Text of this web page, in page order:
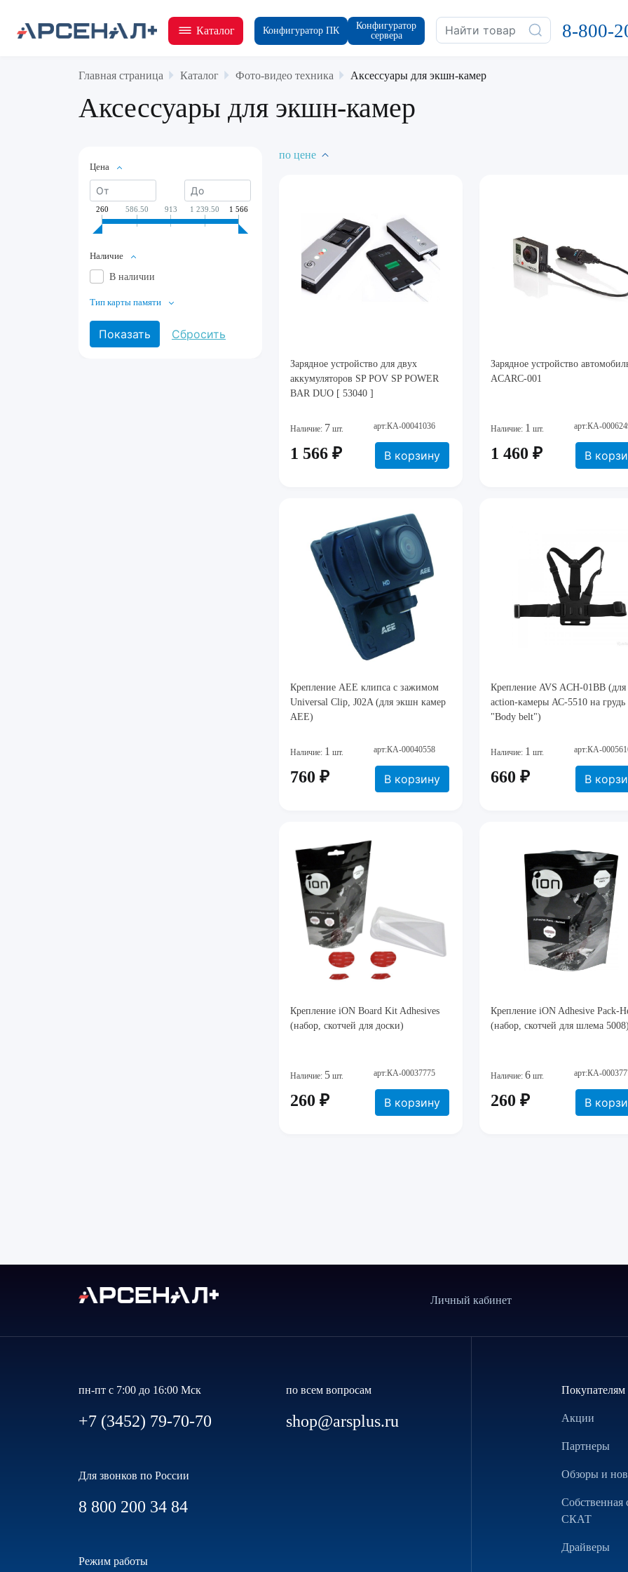
Каталог Конфигуратор ПК
Конфигуратор
сервера
8-800-
Главная страница Каталог Фото-видео техника Аксессуары для экшн-камер
Аксессуары для экшн-камер
Цена
260 586.50 913 1 239.50 1 566
Наличие
В наличии
Тип карты памяти
по цене
Зарядное устройство для двух
аккумуляторов SP POV SP POWER
BAR DUO [ 53040 ]
Наличие: 7 шт. арт:КА-00041036
1 566 ₽ В корзину
Зарядное устройство
ACARC-001
Наличие: 1 шт. арт:КА-
1 460 ₽ В
Крепление AEE клипса с зажимом
Universal Clip, J02A (для экшн камер
AEE)
Наличие: 1 шт. арт:КА-00040558
760 ₽ В корзину
Крепление AVS ACH-01BB (для
action-камеры АС-5510 на грудь
"Body belt")
Наличие: 1 шт. арт:КА-
660 ₽ В
Крепление iON Board Kit Adhesives
(набор, скотчей для доски)
Наличие: 5 шт. арт:КА-00037775
260 ₽ В корзину
Крепление iON Adhesive Pack-
(набор, скотчей для шлема 5008)
Наличие: 6шт. арт:КА-
260 ₽ В
Личный кабинет
пн-пт с 7:00 до 16:00 Мск
+7 (3452) 79-70-70
по всем вопросам
shop@arsplus.ru
Для звонков по России
8 800 200 34 84
Режим работы
Покупателям
Акции
Партнеры
Обзоры и
Собственная
СКАТ
Драйверы